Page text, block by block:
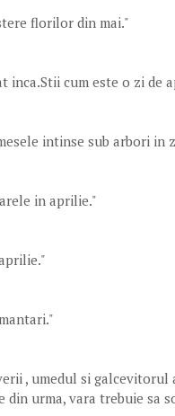
florilor din mai."
inca.Stii cum este o zi de
intinse sub arbori in
in aprilie."
, umedul si
urma, vara trebuie sa